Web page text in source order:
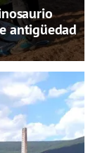
antigüedad